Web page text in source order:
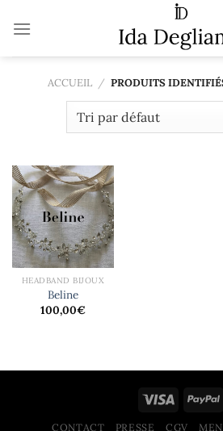
ACCUEIL / PRODUITS
HEADBAND BIJOUX
Beline
100,00€
CONTACT PRESSE CGV